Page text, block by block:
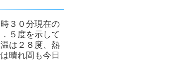
３０分現在の
５度を示して
は２８度、熱
晴れ間も今日